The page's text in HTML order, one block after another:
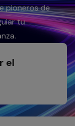
pioneros de
tu
el